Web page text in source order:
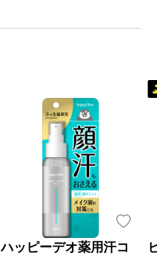
ハッピーデオ薬用汗コ